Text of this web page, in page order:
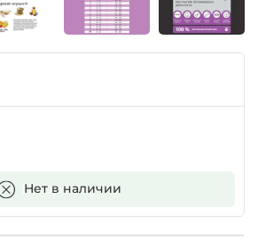
Нет в наличии
В корзину